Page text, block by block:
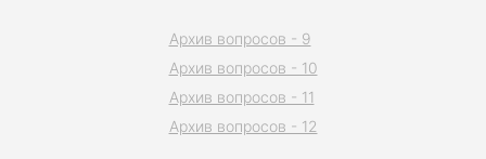
Архив вопросов - 9
Архив вопросов - 10
Архив вопросов - 11
Архив вопросов - 12